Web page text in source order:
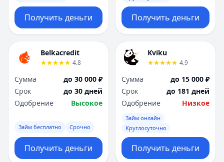
Получить деньги Получить деньги
Belkacredit
4.8
Сумма
до 30 000 ₽
Срок
до 30 дней
Одобрение
Высокое
Займ бесплатно Срочно
Получить деньги
Kviku
4.9
Сумма
до 15 000 ₽
Срок
до 181 дней
Одобрение
Низкое
Займ онлайн
Круглосуточно
Получить деньги